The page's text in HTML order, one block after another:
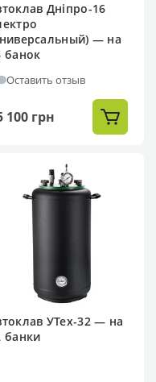
Дніпро-16
— на
банок
Оставить отзыв
100 грн
УТех-32 — на
банки